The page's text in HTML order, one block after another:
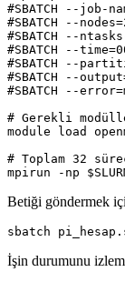
#SBATCH --job-
#SBATCH --
#SBATCH --
#SBATCH --
#SBATCH --
#SBATCH --
#SBATCH --
# Gerekli
# Toplam 32
mpirun -np
Betiği göndermek
İşin durumunu